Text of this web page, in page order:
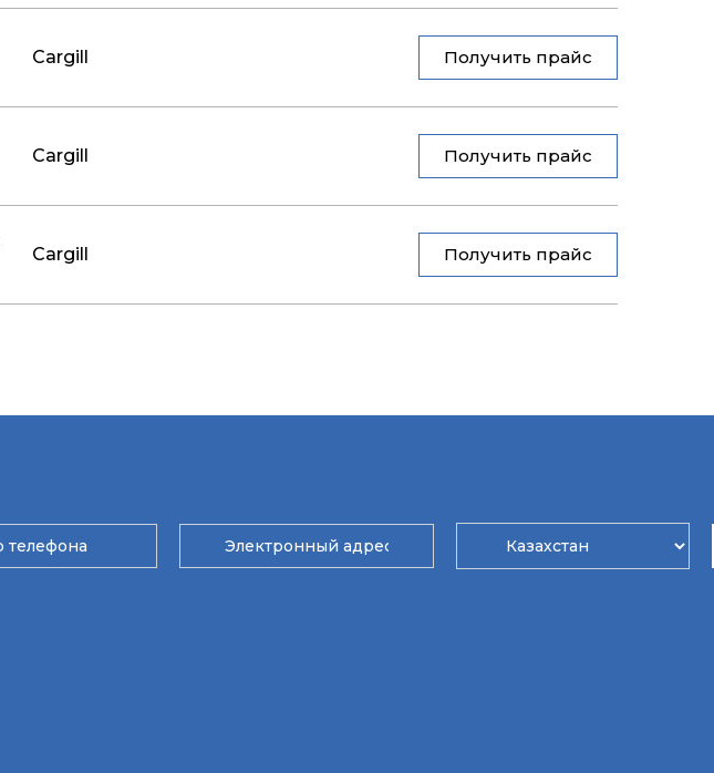
Cargill Получить прайс
Cargill Получить прайс
Cargill Получить прайс